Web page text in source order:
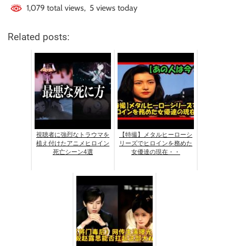
1,079 total views, 5 views today
Related posts:
視聴者に強烈なトラウマを
植え付けたアニメヒロイン
死亡シーン4選
【特撮】メタルヒーローシ
リーズでヒロインを務めた
女優達の現在・・